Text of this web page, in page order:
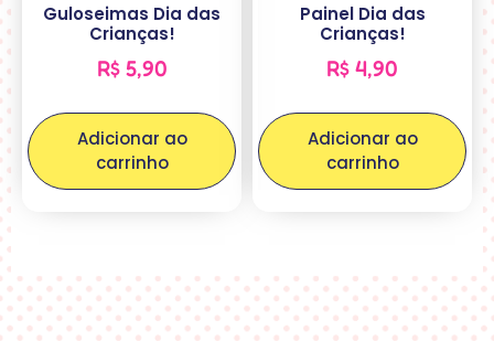
Guloseimas Dia das
Crianças!
R$5,90
Adicionar ao
carrinho
Painel Dia das
Crianças!
R$ 4,90
Adicionar ao
carrinho